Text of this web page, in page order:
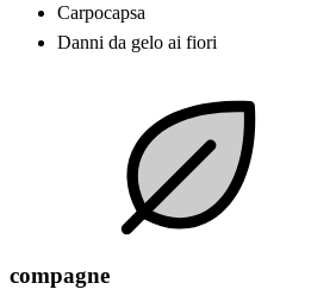
Carpocapsa
Danni da gelo ai fiori
compagne